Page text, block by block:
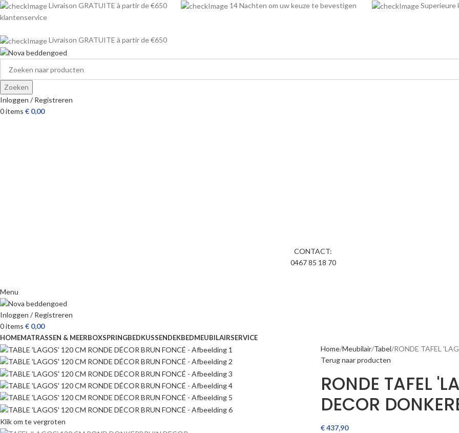
Livraison GRATUITE à partir de €650 14 Nachten om uw keuze te bevestigen
klantenservice
Livraison GRATUITE à partir de €650
Zoeken
Inloggen / Registreren
0items € 0,00
CONTACT:
0467 85 18 70
Menu
Inloggen / Registreren
0items € 0,00
HOMEMATRASSEN & MEERBOXSPRINGBEDKUSSENDEKBEDMEUBILAIRSERVICE
Klik om te vergroten
Home Meubilair Tabel RONDE TAFEL
Terug naar producten
RONDE TAFEL
DECOR
€437,90